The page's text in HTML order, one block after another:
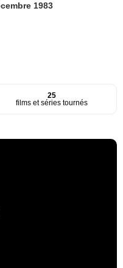
1983
25
films et séries tournés